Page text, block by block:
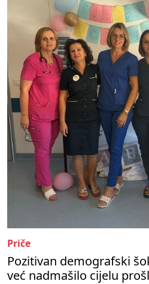
Priče
Pozitivan demografski
već nadmašilo cijelu